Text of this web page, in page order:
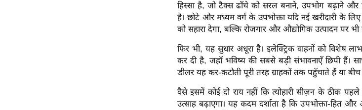
हिस्सा है, जो टैक्स ढाँचे को सरल बनाने, उपभोग बढ़ाने और
है। छोटे और मध्यम वर्ग के उपभोक्ता यदि नई खरीदारी के
को सहारा देगा, बल्कि रोजगार और औद्योगिक उत्पादन पर
फिर भी, यह सुधार अधूरा है। इलेक्ट्रिक वाहनों को विशेष
कर दी है, जहाँ भविष्य की सबसे बड़ी संभावनाएँ छिपी हैं।
डीलर यह कर-कटौती पूरी तरह ग्राहकों तक पहुँचाते हैं या
वैसे इसमें कोई दो राय नहीं कि त्योहारी सीज़न के ठीक
उत्साह बढ़ाएगा। यह कदम दर्शाता है कि उपभोक्ता-हित